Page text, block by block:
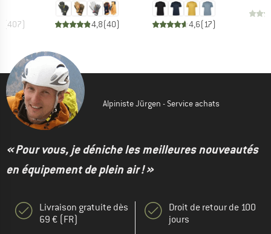
(407) 4,8(40) 4,6(17)
Alpiniste Jürgen - Service achats
« Pour vous, je déniche les meilleures nouveautés
en équipement de plein air ! »
Livraison gratuite dès
69 € (FR)
Droit de retour de 100
jours